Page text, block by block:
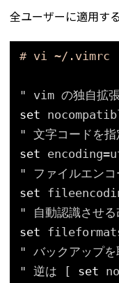
全ユーザーに適用する
# vi ~/.vimrc
" vim の独自拡
set
" 文字コードを指
set
" ファイルエンコ
set
" 自動認識させる
set
" バックアップを
" 逆は [ set